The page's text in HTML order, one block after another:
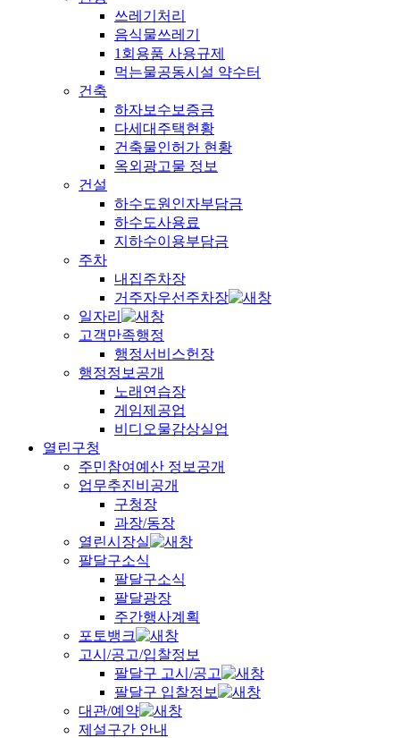
쓰레기처리
음식물쓰레기
1회용품 사용규제
먹는물공동시설 약수터
건축
하자보수보증금
다세대주택현황
건축물인허가 현황
옥외광고물 정보
건설
하수도원인자부담금
하수도사용료
지하수이용부담금
주차
내집주차장
거주자우선주차장
일자리
고객만족행정
행정서비스헌장
행정정보공개
노래연습장
게임제공업
비디오물감상실업
열린구청
주민참여예산 정보공개
업무추진비공개
구청장
과장/동장
열린시장실
팔달구소식
팔달구소식
팔달광장
주간행사계획
포토뱅크
고시/공고/입찰정보
팔달구 고시/공고
팔달구 입찰정보
대관/예약
제설구간 안내